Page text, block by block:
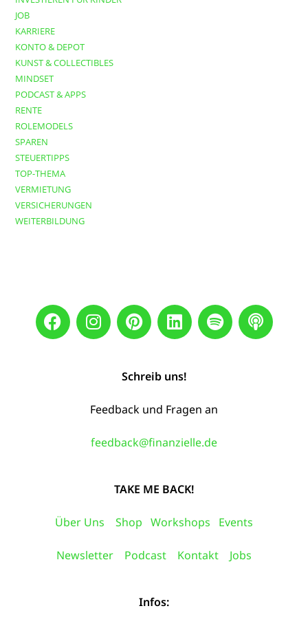
JOB
KARRIERE
KONTO & DEPOT
KUNST & COLLECTIBLES
MINDSET
PODCAST & APPS
RENTE
ROLEMODELS
SPAREN
STEUERTIPPS
TOP-THEMA
VERMIETUNG
VERSICHERUNGEN
WEITERBILDUNG
Schreib uns!
Feedback und Fragen an
feedback@finanzielle.de
TAKE ME BACK!
Über Uns Shop Workshops Events
Newsletter Podcast Kontakt Jobs
Infos: